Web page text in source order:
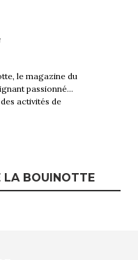
LA BOUINOTTE
le magazine du
passionné…
activités de